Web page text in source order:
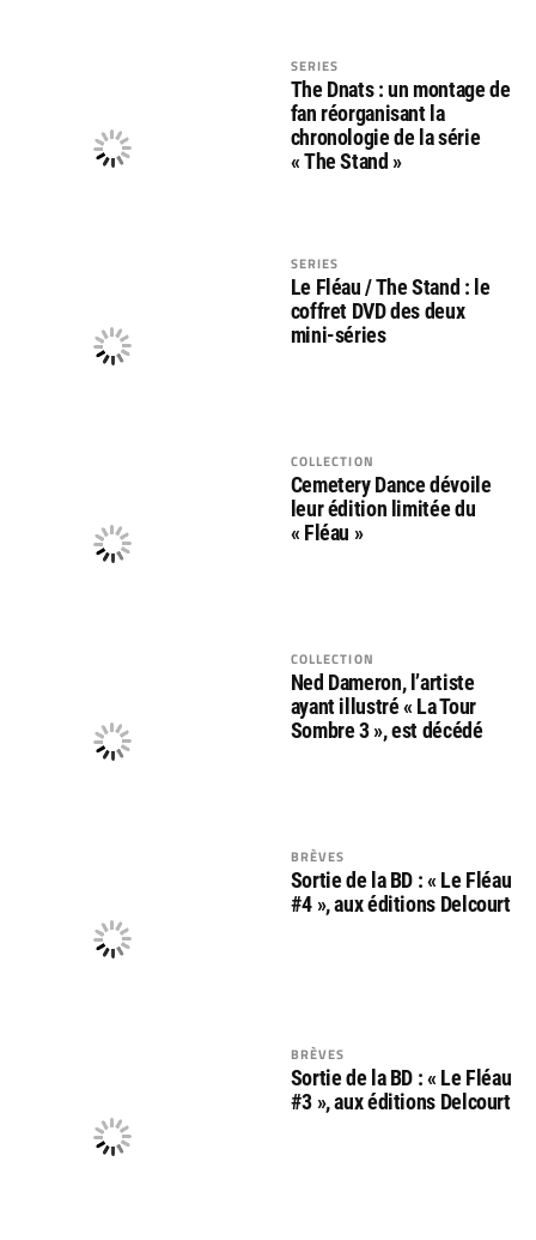
SERIES
The Dnats : un montage de
fan réorganisant la
chronologie de la série
« The Stand »
SERIES
Le Fléau / The Stand : le
coffret DVD des deux
mini-séries
COLLECTION
Cemetery Dance dévoile
leur édition limitée du
« Fléau »
COLLECTION
Ned Dameron, l’artiste
ayant illustré « La Tour
Sombre 3 », est décédé
BRÈVES
Sortie de la BD : « Le Fléau
#4 », aux éditions Delcourt
BRÈVES
Sortie de la BD : « Le Fléau
#3 », aux éditions Delcourt